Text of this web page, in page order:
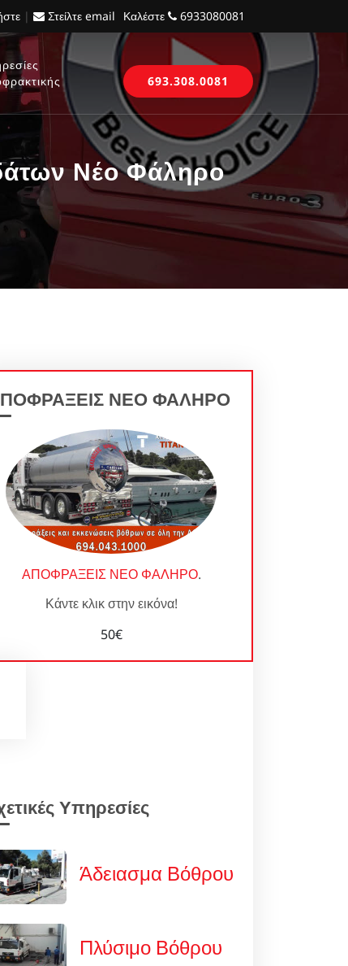
| Στείλτε email Καλέστε 6933080081
693.308.0081
Νέο Φάληρο
ΝΕΟ ΦΑΛΗΡΟ
ΑΠΟΦΡΑΞΕΙΣ ΝΕΟ ΦΑΛΗΡΟ.
Κάντε κλικ στην εικόνα!
50€
Υπηρεσίες
Άδειασμα Βόθρου
Πλύσιμο Βόθρου